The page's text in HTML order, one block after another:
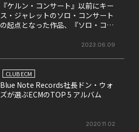
『ケルン・コンサート』以前にキー
ス・ジャレットのソロ・コンサート
の起点となった作品、『ソロ・コン
2023.06.09
CLUB ECM
Blue Note Records社長ドン・ウォ
ズが選ぶECMのTOP 5 アルバム
2020.11.02